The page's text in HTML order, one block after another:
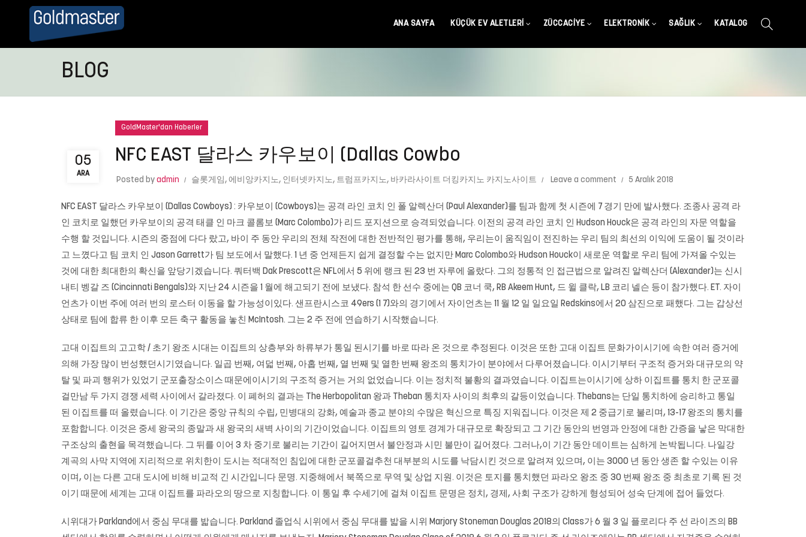
ANA SAYFA KÜÇÜK EV ALETLERI ZÜCCACIYE ELEKTRONIK SAĞLIK KATALOG
BLOG
05
ARA
GoldMaster'dan Haberler
NFC EAST 달라스 카우보이 (Dallas Cowbo
Posted by admin 슬롯게임, 에비앙카지노, 인터넷카지노, 트럼프카지노, 바카라사이트 더킹카지노 카지노사이트 Leave a comment 5 Aralık 2018
NFC EAST 달라스 카우보이 (Dallas Cowboys) : 카우보이 (Cowboys)는 공격 라인 코치 인 폴 알렉산더 (Paul Alexander)를 팀과 함께 첫 시즌에 7 경기 만에 발사했다. 조종사 공격 라
인 코치로 일했던 카우보이의 공격 태클 인 마크 콜롬보 (Marc Colombo)가 리드 포지션으로 승격되었습니다. 이전의 공격 라인 코치 인 Hudson Houck은 공격 라인의 자문 역할을
수행 할 것입니다. 시즌의 중점에 다다 랐고, 바이 주 동안 우리의 전체 작전에 대한 전반적인 평가를 통해, 우리는이 움직임이 전진하는 우리 팀의 최선의 이익에 도움이 될 것이라
고 느꼈다고 팀 코치 인 Jason Garrett가 팀 보도에서 말했다. 1 년 중 언제든지 쉽게 결정할 수는 없지만 Marc Colombo와 Hudson Houck이 새로운 역할로 우리 팀에 가져올 수있는
것에 대한 최대한의 확신을 앞당기겠습니다. 쿼터백 Dak Prescott은 NFL에서 5 위에 랭크 된 23 번 자루에 올랐다. 그의 정통적 인 접근법으로 알려진 알렉산더 (Alexander)는 신시
내티 벵갈 즈 (Cincinnati Bengals)와 지난 24 시즌을 1 월에 해고되기 전에 보냈다. 참석 한 선수 중에는 QB 코너 쿡, RB Akeem Hunt, 드 윌 클락, LB 코리 넬슨 등이 참가했다. ET. 자이
언츠가 이번 주에 여러 번의 로스터 이동을 할 가능성이있다. 샌프란시스코 49ers (1 7)와의 경기에서 자이언츠는 11 월 12 일 일요일 Redskins에서 20 삼진으로 패했다. 그는 갑상선
상태로 팀에 합류 한 이후 모든 축구 활동을 놓친 McIntosh. 그는 2 주 전에 연습하기 시작했습니다.
고대 이집트의 고고학 / 초기 왕조 시대는 이집트의 상층부와 하류부가 통일 된시기를 바로 따라 온 것으로 추정된다. 이것은 또한 고대 이집트 문화가이시기에 속한 여러 증거에
의해 가장 많이 번성했던시기였습니다. 일곱 번째, 여덟 번째, 아홉 번째, 열 번째 및 열한 번째 왕조의 통치가이 분야에서 다루어졌습니다. 이시기부터 구조적 증거와 대규모의 약
탈 및 파괴 행위가 있었기 군포출장소이스 때문에이시기의 구조적 증거는 거의 없었습니다. 이는 정치적 불황의 결과였습니다. 이집트는이시기에 상하 이집트를 통치 한 군포콜
걸만남 두 가지 경쟁 세력 사이에서 갈라졌다. 이 폐허의 결과는 The Herbopolitan 왕과 Theban 통치자 사이의 최후의 갈등이었습니다. Thebans는 단일 통치하에 승리하고 통일
된 이집트를 떠 올렸습니다. 이 기간은 중앙 규칙의 수립, 민병대의 강화, 예술과 종교 분야의 수많은 혁신으로 특징 지워집니다. 이것은 제 2 중급기로 불리며, 13-17 왕조의 통치를
포함합니다. 이것은 중세 왕국의 종말과 새 왕국의 새벽 사이의 기간이었습니다. 이집트의 영토 경계가 대규모로 확장되고 그 기간 동안의 번영과 안정에 대한 간증을 낳은 막대한
구조상의 출현을 목격했습니다. 그 뒤를 이어 3 차 중기로 불리는 기간이 길어지면서 불안정과 시민 불만이 길어졌다. 그러나,이 기간 동안 데이트는 심하게 논박됩니다. 나일강
계곡의 사막 지역에 지리적으로 위치한이 도시는 적대적인 침입에 대한 군포콜걸추천 대부분의 시도를 낙담시킨 것으로 알려져 있으며, 이는 3000 년 동안 생존 할 수있는 이유
이며, 이는 다른 고대 도시에 비해 비교적 긴 시간입니다 문명. 지중해에서 북쪽으로 무역 및 상업 지원. 이것은 토지를 통치했던 파라오 왕조 중 30 번째 왕조 중 최초로 기록 된 것
이기 때문에 세계는 고대 이집트를 파라오의 땅으로 지칭합니다. 이 통일 후 수세기에 걸쳐 이집트 문명은 정치, 경제, 사회 구조가 강하게 형성되어 성숙 단계에 접어 들었다.
시위대가 Parkland에서 중심 무대를 밟습니다. Parkland 졸업식 시위에서 중심 무대를 밟을 시위 Marjory Stoneman Douglas 2018의 Class가 6 월 3 일 플로리다 주 선 라이즈의 BB